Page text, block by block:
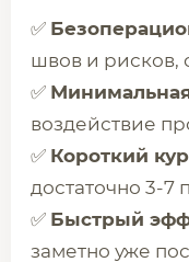
✅
швов и рисков,
✅
воздействие
✅ Короткий
достаточно 3-7
✅ Быстрый
заметно уже